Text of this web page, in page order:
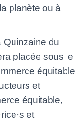
planète ou à
Quinzaine du
placée sous le
équitable
et
équitable,
et